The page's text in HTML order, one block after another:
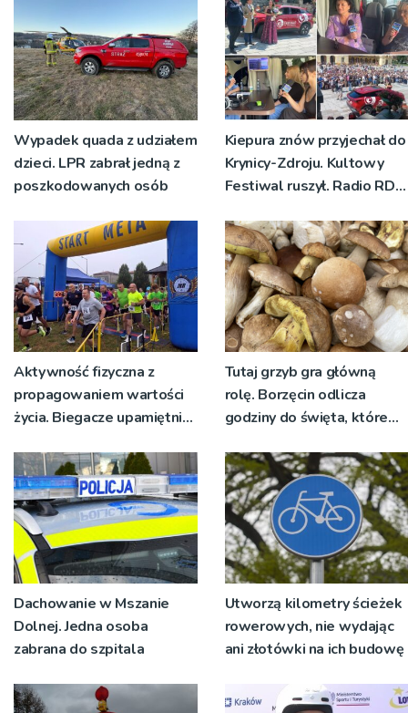
Wypadek quada z udziałem
dzieci. LPR zabrał jedną z
poszkodowanych osób
Kiepura znów przyjechał do
Krynicy-Zdroju. Kultowy
Festiwal ruszył. Radio RDN
żywo [ZDJĘCIA]
Aktywność fizyczna z
propagowaniem wartości
życia. Biegacze upamiętnili
Tutaj grzyb gra główną
rolę. Borzęcin odlicza
godziny do święta, które
pokoleń
Dachowanie w Mszanie
Dolnej. Jedna osoba
zabrana do szpitala
Utworzą kilometry ścieżek
rowerowych, nie wydając
ani złotówki na ich budowę